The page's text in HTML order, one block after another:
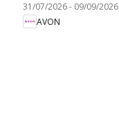
31/07/2026- 09/09/2026
AVON